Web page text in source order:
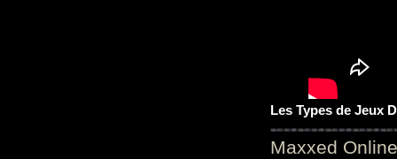
Les Types de Jeux
Maxxed